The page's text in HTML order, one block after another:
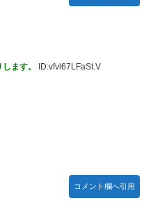
！推しナイン発表会」出演
ィ」が一般の居住希望者の募
住
日韓戦でも審判の接待があっ
では…？（ﾌﾞﾙﾌﾞﾙ」＝韓国の
ます。 ID:vfvl67LFaSt.V
コメント欄へ引用